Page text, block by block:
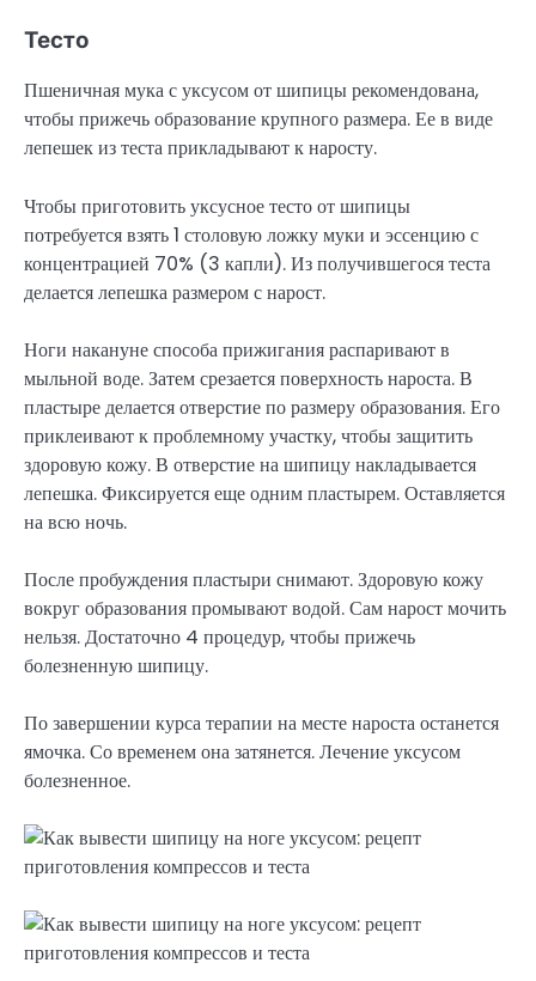
Тесто
Пшеничная мука с уксусом от шипицы рекомендована,
чтобы прижечь образование крупного размера. Ее в виде
лепешек из теста прикладывают к наросту.
Чтобы приготовить уксусное тесто от шипицы
потребуется взять 1 столовую ложку муки и эссенцию с
концентрацией 70% (3 капли). Из получившегося теста
делается лепешка размером с нарост.
Ноги накануне способа прижигания распаривают в
мыльной воде. Затем срезается поверхность нароста. В
пластыре делается отверстие по размеру образования. Его
приклеивают к проблемному участку, чтобы защитить
здоровую кожу. В отверстие на шипицу накладывается
лепешка. Фиксируется еще одним пластырем. Оставляется
на всю ночь.
После пробуждения пластыри снимают. Здоровую кожу
вокруг образования промывают водой. Сам нарост мочить
нельзя. Достаточно 4 процедур, чтобы прижечь
болезненную шипицу.
По завершении курса терапии на месте нароста останется
ямочка. Со временем она затянется. Лечение уксусом
болезненное.